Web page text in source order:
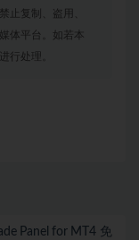
止复制、盗用、
体平台。如若本
行处理。
Panel for MT4 免